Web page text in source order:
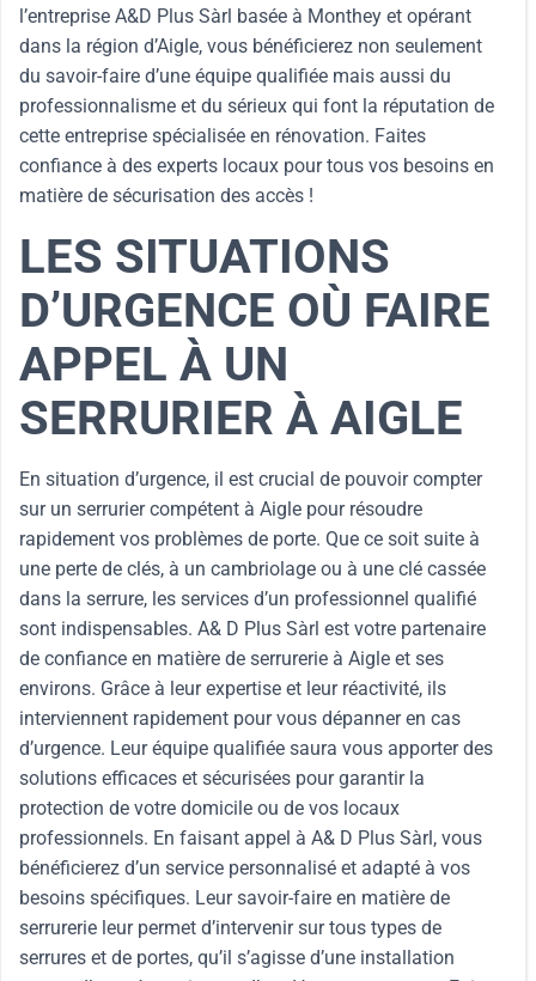
l’entreprise A&D Plus Sàrl basée à Monthey et opérant
dans la région d’Aigle, vous bénéficierez non seulement
du savoir-faire d’une équipe qualifiée mais aussi du
professionnalisme et du sérieux qui font la réputation de
cette entreprise spécialisée en rénovation. Faites
confiance à des experts locaux pour tous vos besoins en
matière de sécurisation des accès !
LES SITUATIONS
D’URGENCE OÙ FAIRE
APPEL À UN
SERRURIER À AIGLE
En situation d’urgence, il est crucial de pouvoir compter
sur un serrurier compétent à Aigle pour résoudre
rapidement vos problèmes de porte. Que ce soit suite à
une perte de clés, à un cambriolage ou à une clé cassée
dans la serrure, les services d’un professionnel qualifié
sont indispensables. A& D Plus Sàrl est votre partenaire
de confiance en matière de serrurerie à Aigle et ses
environs. Grâce à leur expertise et leur réactivité, ils
interviennent rapidement pour vous dépanner en cas
d’urgence. Leur équipe qualifiée saura vous apporter des
solutions efficaces et sécurisées pour garantir la
protection de votre domicile ou de vos locaux
professionnels. En faisant appel à A& D Plus Sàrl, vous
bénéficierez d’un service personnalisé et adapté à vos
besoins spécifiques. Leur savoir-faire en matière de
serrurerie leur permet d’intervenir sur tous types de
serrures et de portes, qu’il s’agisse d’une installation